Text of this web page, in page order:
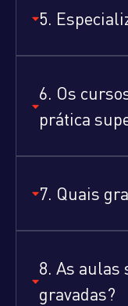
5.
6. Os
prática
7. Quais
8. As aulas
gravadas?